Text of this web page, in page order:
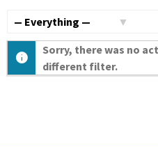
Member
Activities
Sorry, there was no
different filter.